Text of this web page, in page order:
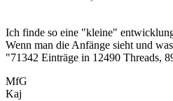
Ich finde so eine "kleine"
Wenn man die Anfänge sieht und
"71342 Einträge in 12490 Threads,
MfG
Kaj